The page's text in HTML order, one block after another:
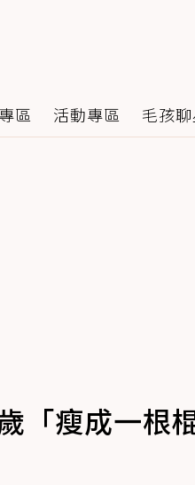
區 活動專區 毛孩
「瘦成一根